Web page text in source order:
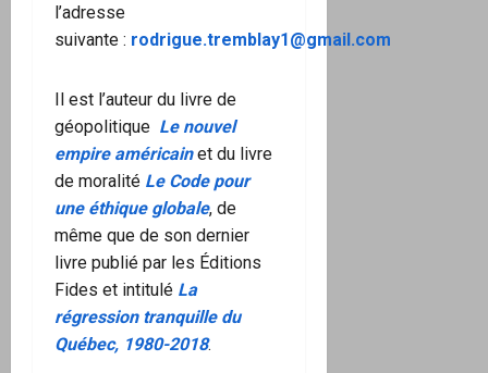
l’adresse
suivante : rodrigue.tremblay1@gmail.com
Il est l’auteur du livre de
géopolitique Le nouvel
empire américainet du livre
de moralité Le Code pour
une éthique globale, de
même que de son dernier
livre publié par les Éditions
Fides et intitulé La
régression tranquille du
Québec, 1980-2018.